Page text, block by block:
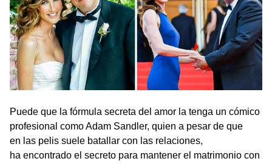
Puede que la fórmula secreta del amor la tenga un cómico
profesional como Adam Sandler, quien a pesar de que
en las pelis suele batallar con las relaciones,
ha encontrado el secreto para mantener el matrimonio con